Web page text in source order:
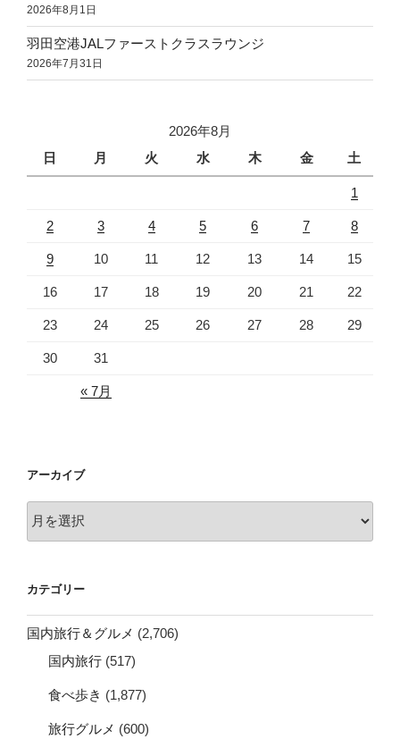
2026年8月1日
羽田空港JALファーストクラスラウンジ
2026年7月31日
2026年8月
日
月 火 水 木 金 土
1
2 3 4 5 6 7 8
9 10 11 12 13 14 15
16 17 18 19 20 21 22
23 24 25 26 27 28 29
30 31
« 7月
アーカイブ
ー
ブ
カテゴリー
国内旅行＆グルメ (2,706)
国内旅行 (517)
食べ歩き (1,877)
旅行グルメ (600)